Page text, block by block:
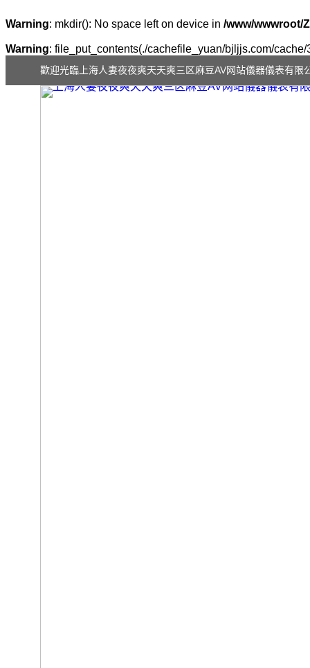
Warning: mkdir(): No space left on device in /www/wwwroot/
Warning: file_put_contents(./cachefile_yuan/bjljjs.com/
歡迎光臨上海人妻夜夜爽天天爽三区麻豆AV网站儀器儀表有限